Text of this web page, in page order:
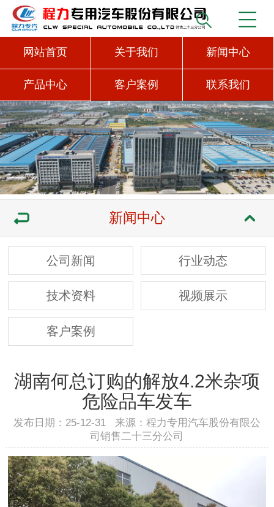
网站首页 关于我们 新闻中心
产品中心 客户案例 联系我们
新闻中心
公司新闻 行业动态
技术资料 视频展示
客户案例
湖南何总订购的解放4.2米杂项
危险品车发车
发布日期：25-12-31 来源：程力专用汽车股份有限公
司销售二十三分公司